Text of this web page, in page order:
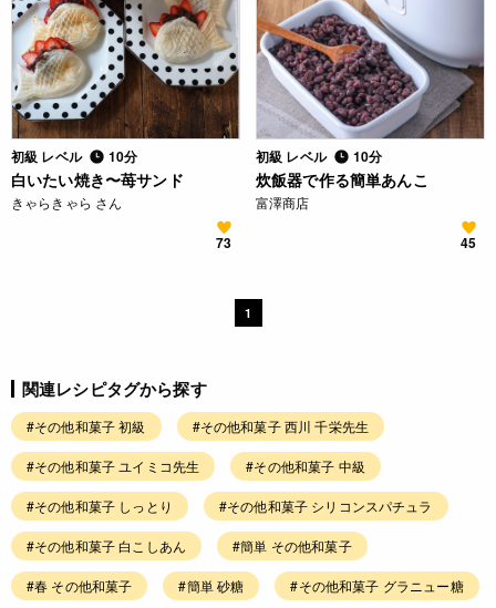
初級 レベル 10分
白いたい焼き〜苺サンド
きゃらきゃら さん
73
初級 レベル 10分
炊飯器で作る簡単あんこ
富澤商店
45
1
関連レシピタグから探す
#その他和菓子 初級 #その他和菓子 西川 千栄先生
#その他和菓子 ユイミコ先生 #その他和菓子 中級
#その他和菓子 しっとり #その他和菓子 シリコンスパチュラ
#その他和菓子 白こしあん #簡単 その他和菓子
#春 その他和菓子 #簡単 砂糖 #その他和菓子 グラニュー糖